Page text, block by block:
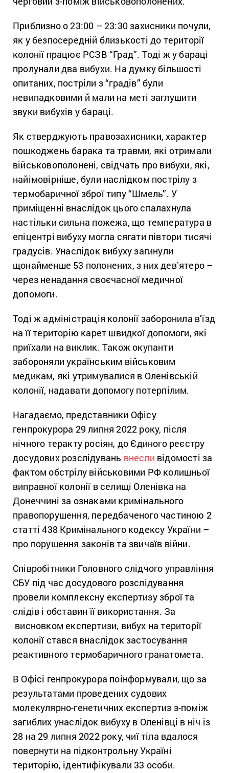
Приблизно о 23:00 – 23:30 захисники почули,
як у безпосередній близькості до території
колонії працює РСЗВ “Град”. Тоді ж у бараці
пролунали два вибухи. На думку більшості
опитаних, постріли з “градів” були
невипадковими й мали на меті заглушити
звуки вибухів у бараці.
Як стверджують правозахисники, характер
пошкоджень барака та травми, які отримали
військовополонені, свідчать про вибухи, які,
найімовірніше, були наслідком пострілу з
термобаричної зброї типу “Шмель”. У
приміщенні внаслідок цього спалахнула
настільки сильна пожежа, що температура в
епіцентрі вибуху могла сягати півтори тисячі
градусів. Унаслідок вибуху загинули
щонайменше 53 полонених, з них девʼятеро –
через ненадання своєчасної медичної
допомоги.
Тоді ж адміністрація колонії заборонила в’їзд
на її територію карет швидкої допомоги, які
приїхали на виклик. Також окупанти
забороняли українським військовим
медикам, які утримувалися в Оленівській
колонії, надавати допомогу потерпілим.
Нагадаємо, представники Офісу
генпрокурора 29 липня 2022 року, після
нічного теракту росіян, до Єдиного реєстру
досудових розслідувань внесли відомості за
фактом обстрілу військовими РФ колишньої
виправної колонії в селищі Оленівка на
Донеччині за ознаками кримінального
правопорушення, передбаченого частиною 2
статті 438 Кримінального кодексу України –
про порушення законів та звичаїв війни.
Співробітники Головного слідчого управління
СБУ під час досудового розслідування
провели комплексну експертизу зброї та
слідів і обставин її використання. За
висновком експертизи, вибух на території
колонії стався внаслідок застосування
реактивного термобаричного гранатомета.
В Офісі генпрокурора поінформували, що за
результатами проведених судових
молекулярно-генетичних експертиз з-поміж
загиблих унаслідок вибуху в Оленівці в ніч із
28 на 29 липня 2022 року, чиї тіла вдалося
повернути на підконтрольну Україні
територію, ідентифікували 33 особи.